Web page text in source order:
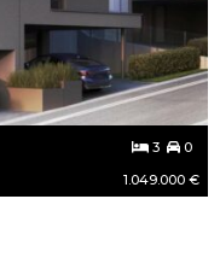
3
0
1.049.000 €